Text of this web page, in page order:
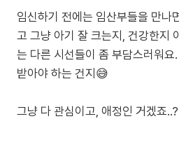
임신하기 전에는 임산부들을 만나
고 그냥 아기 잘 크는지, 건강한지
는 다른 시선들이 좀 부담스러워
받아야 하는 건지😅
그냥 다 관심이고, 애정인 거겠죠..?